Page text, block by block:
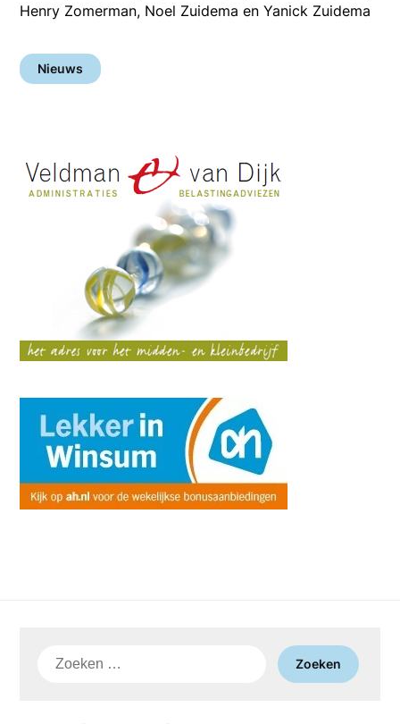
Henry Zomerman, Noel Zuidema en Yanick Zuidema
Nieuws
Zoeken